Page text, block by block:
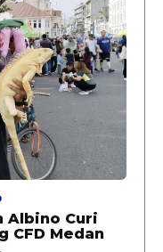
Albino Curi
CFD Medan